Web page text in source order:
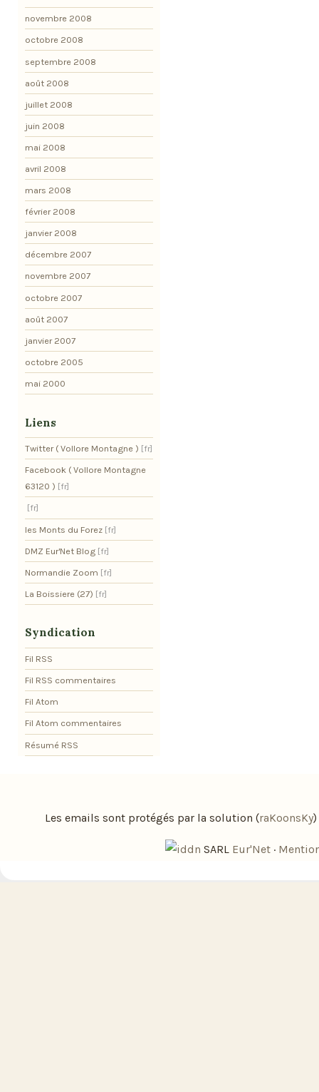
novembre 2008
octobre 2008
septembre 2008
août 2008
juillet 2008
juin 2008
mai 2008
avril 2008
mars 2008
février 2008
janvier 2008
décembre 2007
novembre 2007
octobre 2007
août 2007
janvier 2007
octobre 2005
mai 2000
Liens
Twitter ( Vollore Montagne )
Facebook ( Vollore Montagne
63120 )
les Monts du Forez
DMZ Eur'Net Blog
Normandie Zoom
La Boissiere (27)
Syndication
Fil RSS
Fil RSS commentaires
Fil Atom
Fil Atom commentaires
Résumé RSS
Les emails sont protégés par la solution (raKoonsKy)
SARL Eur'Net ·